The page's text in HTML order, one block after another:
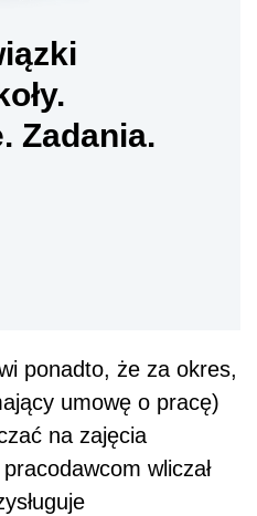
Zadania.
ponadto, że za okres,
umowę o pracę)
na zajęcia
wliczał